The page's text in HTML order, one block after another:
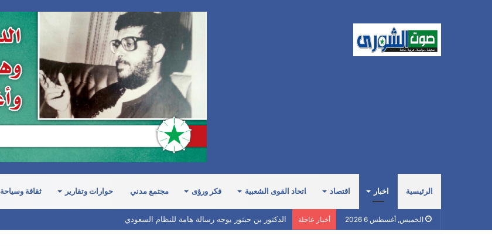
الرئيسية اخبار اقتصاد اتحاد القوى الشعبية فكر ورؤى مجتمع مدني حوارات وتقارير ثقافة وسياحة
الخميس, أغسطس 6 2026 أخبار عاجلة الدكتور بن حبتور يوجه رسالة هامة للنظام السعودي